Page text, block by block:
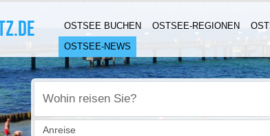
OSTSEE BUCHEN OSTSEE-REGIONEN
OSTSEE-NEWS
Wohin reisen Sie?
Anreise